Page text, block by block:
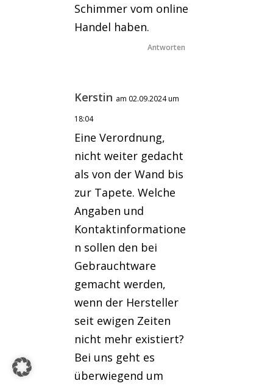
Schimmer vom online
Handel haben.
Antworten
Kerstin am 02.09.2024 um
18:04
Eine Verordnung,
nicht weiter gedacht
als von der Wand bis
zur Tapete. Welche
Angaben und
Kontaktinformatione
n sollen den bei
Gebrauchtware
gemacht werden,
wenn der Hersteller
seit ewigen Zeiten
nicht mehr existiert?
Bei uns geht es
überwiegend um